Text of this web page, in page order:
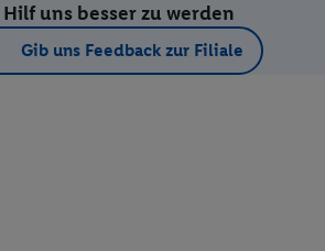
Hilf uns besser zu werden
Gib uns Feedback zur Filiale